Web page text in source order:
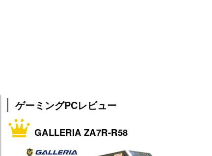
ゲーミングPCレビュー
GALLERIA ZA7R-R58